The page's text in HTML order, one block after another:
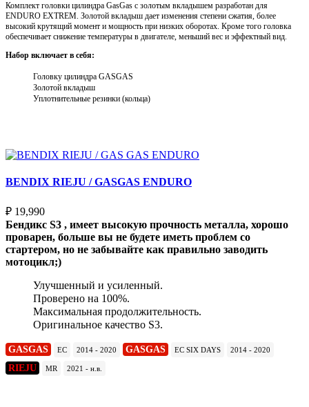
Комплект головки цилиндра GasGas с золотым вкладышем разработан для
ENDURO EXTREM. Золотой вкладыш дает изменения степени сжатия, более
высокий крутящий момент и мощность при низких оборотах. Кроме того головка
обеспечивает снижение температуры в двигателе, меньший вес и эффектный вид.
Набор включает в себя:
Головку цилиндра GASGAS
Золотой вкладыш
Уплотнительные резинки (кольца)
BENDIX RIEJU / GASGAS ENDURO
₽ 19,990
Бендикс S3 , имеет высокую прочность металла, хорошо
проварен, больше вы не будете иметь проблем со
стартером, но не забывайте как правильно заводить
мотоцикл;)
Улучшенный и усиленный.
Проверено на 100%.
Максимальная продолжительность.
Оригинальное качество S3.
GASGAS EC 2014 - 2020 GASGAS EC SIX DAYS 2014 - 2020
RIEJU MR 2021 - н.в.